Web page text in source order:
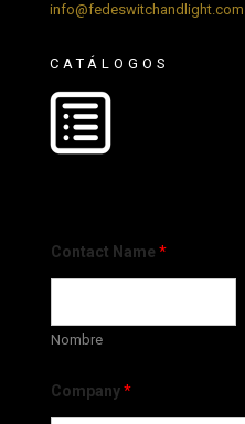
info@fedeswitchandlight.com
CATÁLOGOS
Contact Name *
Nombre
Company*